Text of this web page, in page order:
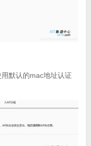
默认的mac地址认证